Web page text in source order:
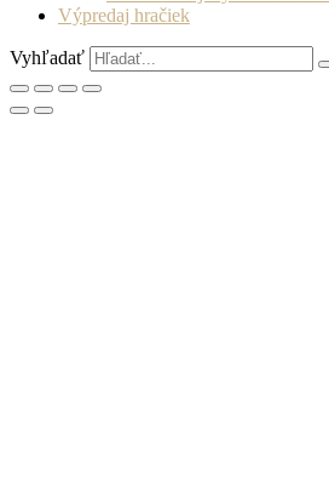
Výpredaj hračiek
Vyhľadať